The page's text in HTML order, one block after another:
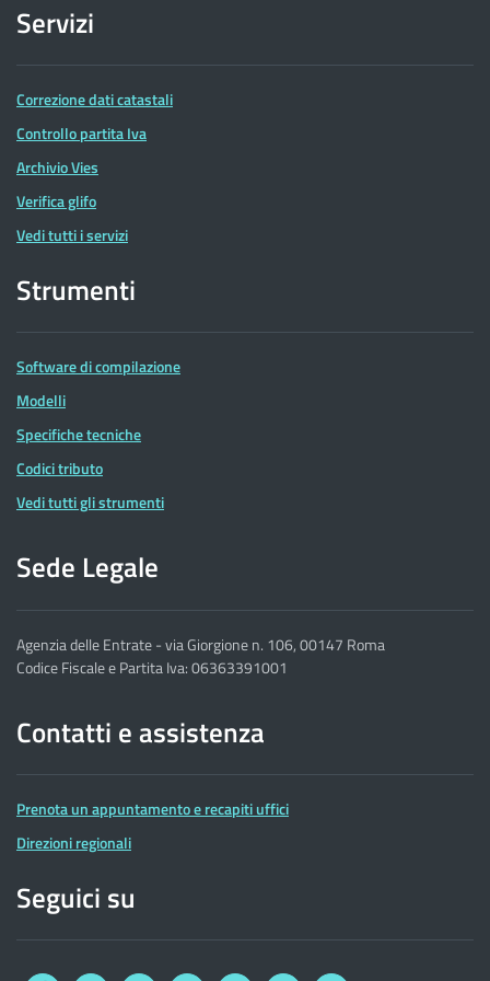
Servizi
Correzione dati catastali
Controllo partita Iva
Archivio Vies
Verifica glifo
Vedi tutti i servizi
Strumenti
Software di compilazione
Modelli
Specifiche tecniche
Codici tributo
Vedi tutti gli strumenti
Sede Legale
Agenzia delle Entrate - via Giorgione n. 106, 00147 Roma
Codice Fiscale e Partita Iva: 06363391001
Contatti e assistenza
Prenota un appuntamento e recapiti uffici
Direzioni regionali
Seguici su